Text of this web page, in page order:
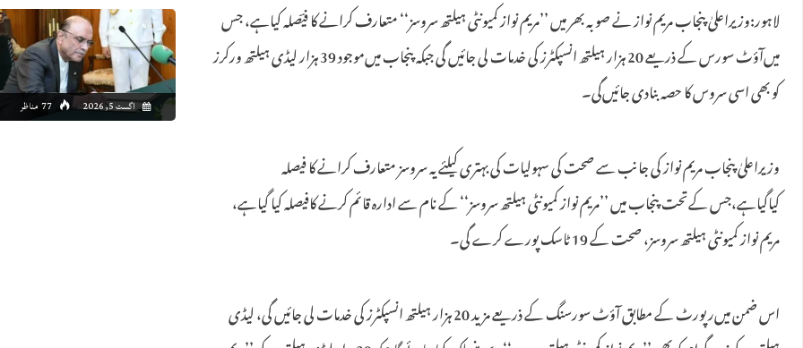
اگست 5, 2026 77 مناظر
لاہور:وزیراعلیٰ پنجاب مریم نواز نے صوبہ بھر میں ’’مریم نواز کمیونٹی ہیلتھ سروسز‘‘ متعارف کرانے کا فیؔصلہ کیاہے، جس
میں‌آؤٹ سورس کے ذریعے 20 ہزار ہیلتھ انسپکٹرز کی خدمات لی جائیں گی جبکہ پنجاب میں‌موجود 39 ہزار لیڈی ہیلتھ ورکرز
کو بھی اسی سروس کا حصہ بنادی جائیں‌گی۔
وزیراعلیٰ پنجاب مریم نواز کی جانب سے صحت کی سہولیات کی بہتری کیلئے یہ سروسز متعارف کرانے کا فیصلہ
کیاگیاہے،جس کےتحت پنجاب میں ’’مریم نواز کمیونٹی ہیلتھ سروسز‘‘ کے نام سے ادارہ قائم کرنے کافیصلہ کیا گیاہے،
مریم نواز کمیونٹی ہیلتھ سروسز، صحت کے 19 ٹاسک پورے کرے گی۔
اس ضمن میں‌رپورٹ کے مطابق آؤٹ سورسنگ کے ذریعے مزید 20 ہزار ہیلتھ انسپکٹرز کی خدمات لی جائیں گی، لیڈی